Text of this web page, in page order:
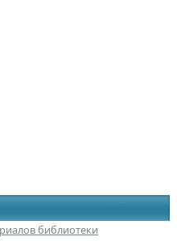
библиотеки